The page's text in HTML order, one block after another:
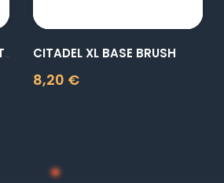
ARMY PAINTER - WARPAINTS... CITADEL XL BASE BRUSH
8,20 €
Prix